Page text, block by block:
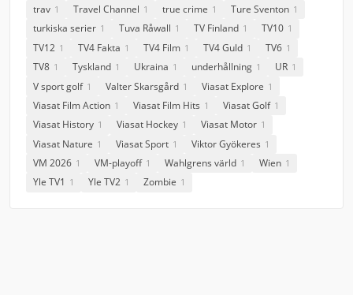
trav 1 Travel Channel 1 true crime 1 Ture Sventon 1
turkiska serier 1 Tuva Råwall 1 TV Finland 1 TV10 1
TV12 1 TV4 Fakta 1 TV4 Film 1 TV4 Guld 1 TV6 1
TV8 1 Tyskland 1 Ukraina 1 underhållning 1 UR 1
V sport golf 1 Valter Skarsgård 1 Viasat Explore 1
Viasat Film Action 1 Viasat Film Hits 1 Viasat Golf 1
Viasat History 1 Viasat Hockey 1 Viasat Motor 1
Viasat Nature 1 Viasat Sport 1 Viktor Gyökeres 1
VM 2026 1 VM-playoff 1 Wahlgrens värld 1 Wien 1
Yle TV1 1 Yle TV2 1 Zombie 1